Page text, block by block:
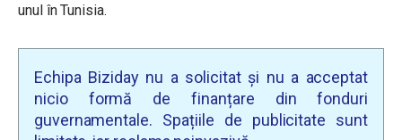
unul în Tunisia.
Echipa Biziday nu a solicitat și nu a acceptat
nicio formă de finanțare din fonduri
guvernamentale. Spațiile de publicitate sunt